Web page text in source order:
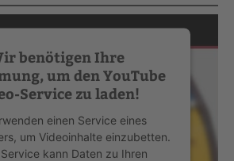
benötigen Ihre
um den YouTube
Service zu laden!
einen Service eines
um Videoinhalte einzubetten.
kann Daten zu Ihren